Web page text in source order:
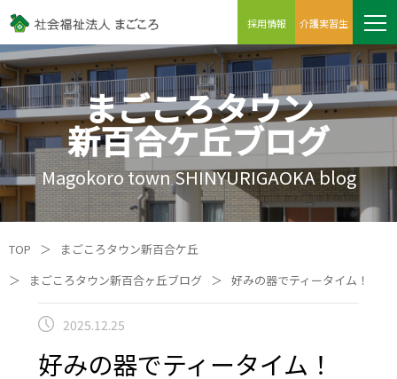
採用情報 介護実習生
まごころタウン
新百合ケ丘ブログ
Magokoro town SHINYURIGAOKA blog
TOP ＞
まごころタウン新百合ケ丘
＞
まごころタウン新百合ヶ丘ブログ ＞ 好みの器でティータイム！
2025.12.25
好みの器でティータイム！